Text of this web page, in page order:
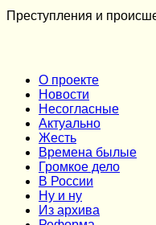
Преступления и
О проекте
Новости
Несогласные
Актуально
Жесть
Времена былые
Громкое дело
В России
Ну и ну
Из архива